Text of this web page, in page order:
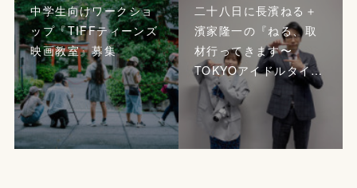
中学生向けワークショ
ップ『TIFFティーンズ
映画教室』募集
二十八日に長濱ねる＋
濱家隆一の『ねる、取
材行ってきます〜
TOKYOアイドルタイ…